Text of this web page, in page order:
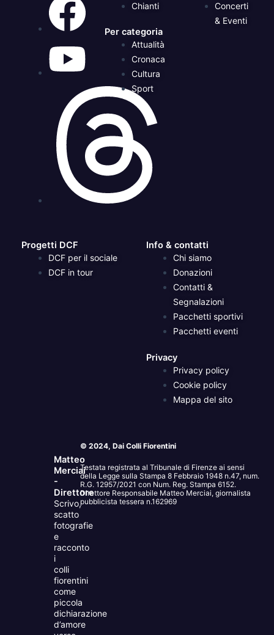
Chianti
Per categoria
Attualità
Cronaca
Cultura
Sport
Concerti
& Eventi
Progetti DCF
DCF per il sociale
DCF in tour
Info & contatti
Chi siamo
Donazioni
Contatti &
Segnalazioni
Pacchetti sportivi
Pacchetti eventi
Privacy
Privacy policy
Cookie policy
Mappa del sito
Matteo
Merciai
-
Direttore
Scrivo,
scatto
fotografie
e
racconto
i
colli
fiorentini
come
piccola
dichiarazione
d’amore
© 2024, Dai Colli Fiorentini
Testata registrata al Tribunale di Firenze ai sensi
della Legge sulla Stampa 8 Febbraio 1948 n.47, num.
R.G. 12957/2021 con Num. Reg. Stampa 6152.
Direttore Responsabile Matteo Merciai, giornalista
pubblicista tessera n.162969